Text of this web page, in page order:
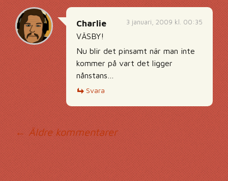
3 januari, 2009 kl. 00:35
Charlie
VÄSBY!
Nu blir det pinsamt när man inte
kommer på vart det ligger
nånstans…
Svara
← Äldre kommentarer